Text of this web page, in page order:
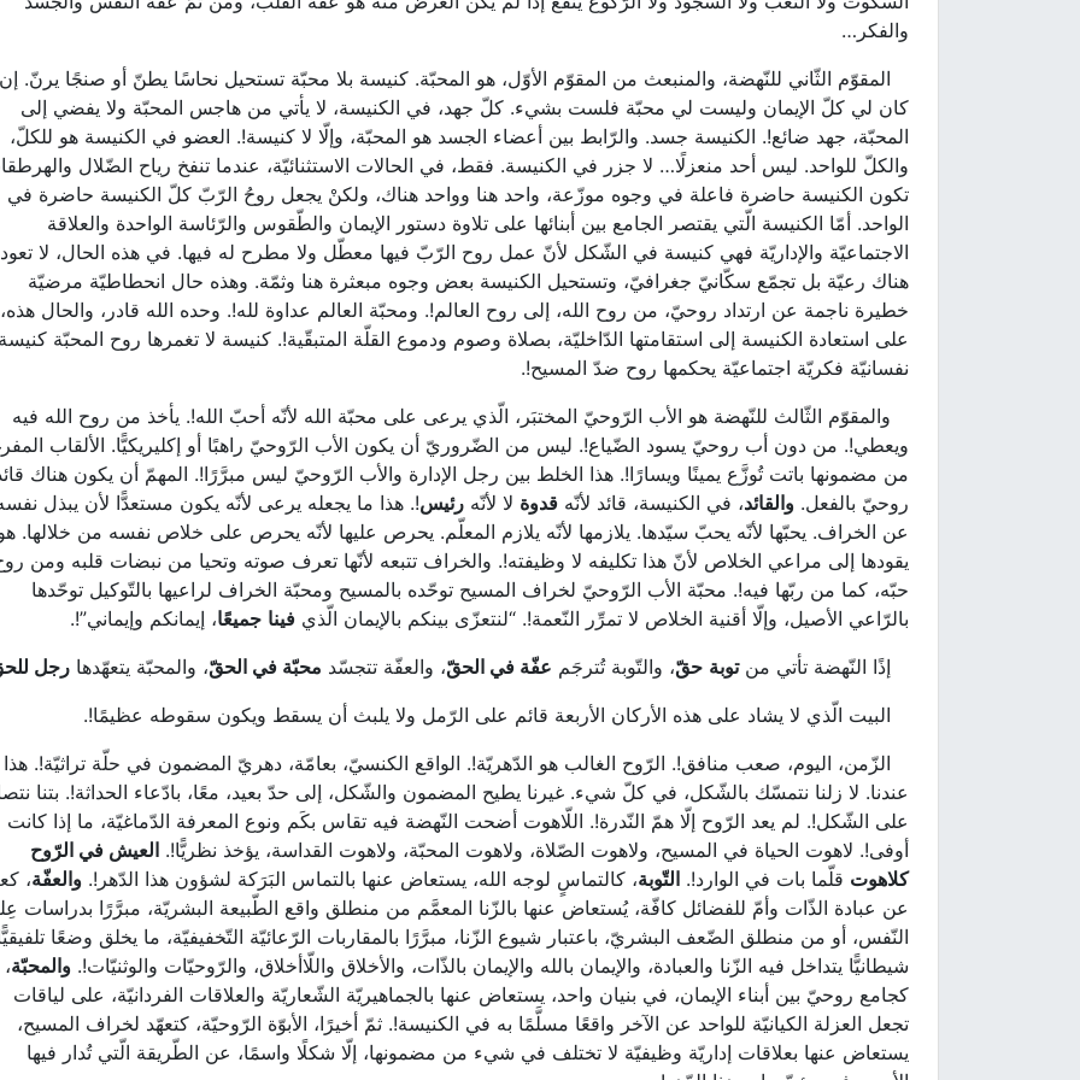
والفكر…
المقوّم الثّاني للنّهضة، والمنبعث من المقوّم الأوّل، هو المحبّة. كنيسة بلا محبّة تستحيل نحاسًا يطنّ أو صنجًا يرنّ. إن
كان لي كلّ الإيمان وليست لي محبّة فلست بشيء. كلّ جهد، في الكنيسة، لا يأتي من هاجس المحبّة ولا يفضي إلى
المحبّة، جهد ضائع!. الكنيسة جسد. والرّابط بين أعضاء الجسد هو المحبّة، وإلّا لا كنيسة!. العضو في الكنيسة هو للكلّ،
والكلّ للواحد. ليس أحد منعزلًا… لا جزر في الكنيسة. فقط، في الحالات الاستثنائيّة، عندما تنفخ رياح الضّلال
تكون الكنيسة حاضرة فاعلة في وجوه موزّعة، واحد هنا وواحد هناك، ولكنْ يجعل روحُ الرّبّ كلّ الكنيسة حاضرة في
الواحد. أمّا الكنيسة الّتي يقتصر الجامع بين أبنائها على تلاوة دستور الإيمان والطّقوس والرّئاسة الواحدة والعلاقة
الاجتماعيّة والإداريّة فهي كنيسة في الشّكل لأنّ عمل روح الرّبّ فيها معطّل ولا مطرح له فيها. في هذه الحال، لا تعود
هناك رعيّة بل تجمّع سكّانيّ جغرافيّ، وتستحيل الكنيسة بعض وجوه مبعثرة هنا وثمّة. وهذه حال انحطاطيّة مرضيّة
خطيرة ناجمة عن ارتداد روحيّ، من روح الله، إلى روح العالم!. ومحبّة العالم عداوة لله!. وحده الله قادر، والحال هذه،
على استعادة الكنيسة إلى استقامتها الدّاخليّة، بصلاة وصوم ودموع القلّة المتبقّية!. كنيسة لا تغمرها روح المحبّة كنيسة
نفسانيّة فكريّة اجتماعيّة يحكمها روح ضدّ المسيح!.
والمقوّم الثّالث للنّهضة هو الأب الرّوحيّ المختبَر، الّذي يرعى على محبّة الله لأنّه أحبّ الله!. يأخذ من روح الله فيه
ويعطي!. من دون أب روحيّ يسود الضّياع!. ليس من الضّروريّ أن يكون الأب الرّوحيّ راهبًا أو إكليريكيًّا. الألقاب
من مضمونها باتت تُوزَّع يمينًا ويسارًا!. هذا الخلط بين رجل الإدارة والأب الرّوحيّ ليس مبرَّرًا!. المهمّ أن يكون هناك
روحيّ بالفعل. والقائد، في الكنيسة، قائد لأنّه قدوة لا لأنّه رئيس!. هذا ما يجعله يرعى لأنّه يكون مستعدًّا لأن يبذل
عن الخراف. يحبّها لأنّه يحبّ سيّدها. يلازمها لأنّه يلازم المعلّم. يحرص عليها لأنّه يحرص على خلاص نفسه من خلالها.
يقودها إلى مراعي الخلاص لأنّ هذا تكليفه لا وظيفته!. والخراف تتبعه لأنّها تعرف صوته وتحيا من نبضات قلبه ومن
حبّه، كما من ربّها فيه!. محبّة الأب الرّوحيّ لخراف المسيح توحّده بالمسيح ومحبّة الخراف لراعيها بالتّوكيل توحّدها
بالرّاعي الأصيل، وإلّا أقنية الخلاص لا تمرِّر النّعمة!. “لنتعزّى بينكم بالإيمان الّذي فينا جميعًا، إيمانكم وإيماني”!.
إذًا النّهضة تأتي منتوبة حقّ، والتّوبة تُترجَم عفّة في الحقّ، والعفّة تتجسّد محبّة في الحقّ، والمحبّة يتعهّدها رجل
البيت الّذي لا يشاد على هذه الأركان الأربعة قائم على الرّمل ولا يلبث أن يسقط ويكون سقوطه عظيمًا!.
الزّمن، اليوم، صعب منافق!. الرّوح الغالب هو الدّهريّة!. الواقع الكنسيّ، بعامّة، دهريّ المضمون في حلّة تراثيّة!. هذا
عندنا. لا زلنا نتمسّك بالشّكل، في كلّ شيء. غيرنا يطيح المضمون والشّكل، إلى حدّ بعيد، معًا، بادّعاء الحداثة!. بتنا
على الشّكل!. لم يعد الرّوح إلّا همّ النّدرة!. اللّاهوت أضحت النّهضة فيه تقاس بكَم ونوع المعرفة الدّماغيّة، ما إذا كانت
أوفى!. لاهوت الحياة في المسيح، ولاهوت الصّلاة، ولاهوت المحبّة، ولاهوت القداسة، يؤخذ نظريًّا!. العيش في الرّوح
كلاهوت قلّما بات في الوارد!. التّوبة، كالتماسٍ لوجه الله، يستعاض عنها بالتماس البَرَكة لشؤون هذا الدّهر!. والعفّة،
عن عبادة الذّات وأمّ للفضائل كافّة، يُستعاض عنها بالزّنا المعمَّم من منطلق واقع الطّبيعة البشريّة، مبرَّرًا بدراسات
النّفس، أو من منطلق الضّعف البشريّ، باعتبار شيوع الزّنا، مبرَّرًا بالمقاربات الرّعائيّة التّخفيفيّة، ما يخلق وضعًا
شيطانيًّا يتداخل فيه الزّنا والعبادة، والإيمان بالله والإيمان بالذّات، والأخلاق واللّاأخلاق، والرّوحيّات والوثنيّات!. والمحبّة،
كجامع روحيّ بين أبناء الإيمان، في بنيان واحد، يستعاض عنها بالجماهيريّة الشّعاريّة والعلاقات الفردانيّة، على لياقات
تجعل العزلة الكيانيّة للواحد عن الآخر واقعًا مسلَّمًا به في الكنيسة!. ثمّ أخيرًا، الأبوّة الرّوحيّة، كتعهّد لخراف المسيح،
يستعاض عنها بعلاقات إداريّة وظيفيّة لا تختلف في شيء من مضمونها، إلّا شكلًا واسمًا، عن الطّريقة الّتي تُدار فيها